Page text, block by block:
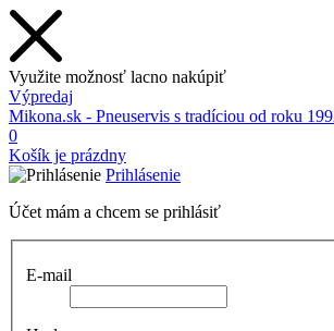
Využite možnosť lacno nakúpiť
Výpredaj
Mikona.sk - Pneuservis s tradíciou od roku
0
Košík je prázdny
Prihlásenie
Účet mám a chcem se prihlásiť
E-mail